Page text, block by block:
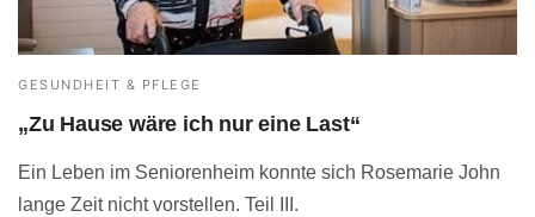
GESUNDHEIT & PFLEGE
„Zu Hause wäre ich nur eine Last“
Ein Leben im Seniorenheim konnte sich Rosemarie John
lange Zeit nicht vorstellen. Teil III.